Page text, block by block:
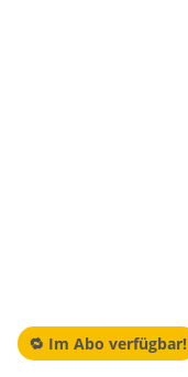
🔁 Im Abo verfügbar!